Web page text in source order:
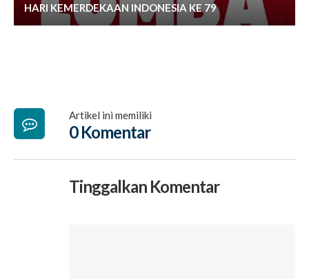
HARI KEMERDEKAAN INDONESIA KE 79
Artikel ini memiliki
0 Komentar
Tinggalkan Komentar